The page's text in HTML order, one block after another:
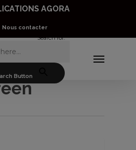
AGORA
Nous contacter
Search for:
Button
Menu